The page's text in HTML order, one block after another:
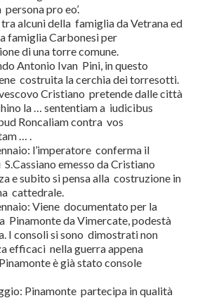
pro eo’.
alcuni della famiglia da Vetrana ed
famiglia Carbonesi per
di una torre comune.
Antonio Ivan Pini, in questo
costruita la cerchia dei torresotti.
Cristiano pretende dalle città
la … sententiam a iudicibus
Roncaliam contra vos
… .
l’imperatore conferma il
emesso da Cristiano
e subito si pensa alla costruzione in
cattedrale.
Viene documentato per la
Pinamonte da Vimercate, podestà
I consoli si sono dimostrati non
efficaci nella guerra appena
è già stato console
Pinamonte partecipa in qualità